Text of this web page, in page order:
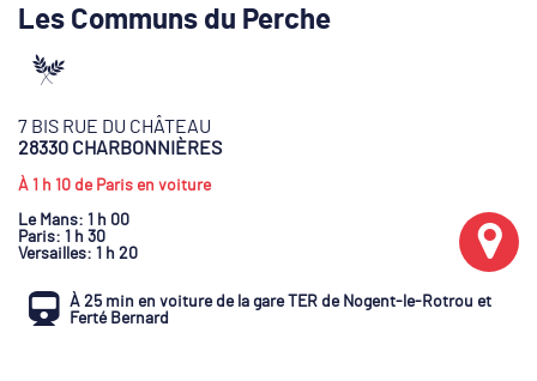
Les Communs du Perche
7 BIS RUE DU CHÂTEAU
28330 CHARBONNIÈRES
À 1 h 10 de Paris en voiture
Le Mans: 1 h 00
Paris: 1 h 30
Versailles: 1 h 20
À 25 min en voiture de la gare TER de Nogent-le-Rotrou et
Ferté Bernard